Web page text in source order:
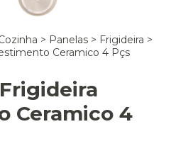
> Panelas > Frigideira >
Ceramico 4 Pçs
Ceramico 4